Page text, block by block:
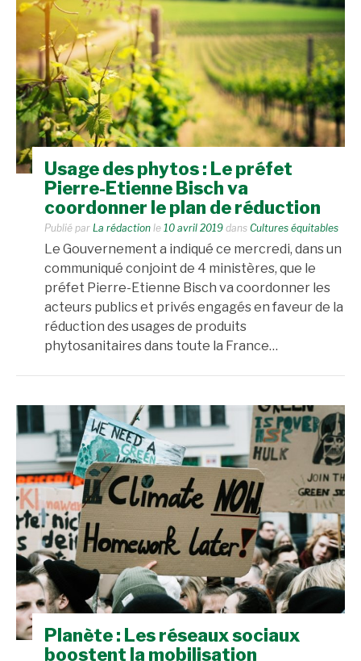
Usage des phytos : Le préfet
Pierre-Etienne Bisch va
coordonner le plan de réduction
Publié par La rédaction le 10 avril 2019 dans Cultures équitables
Le Gouvernement a indiqué ce mercredi, dans un
communiqué conjoint de 4 ministères, que le
préfet Pierre-Etienne Bisch va coordonner les
acteurs publics et privés engagés en faveur de la
réduction des usages de produits
phytosanitaires dans toute la France…
Planète : Les réseaux sociaux
boostent la mobilisation